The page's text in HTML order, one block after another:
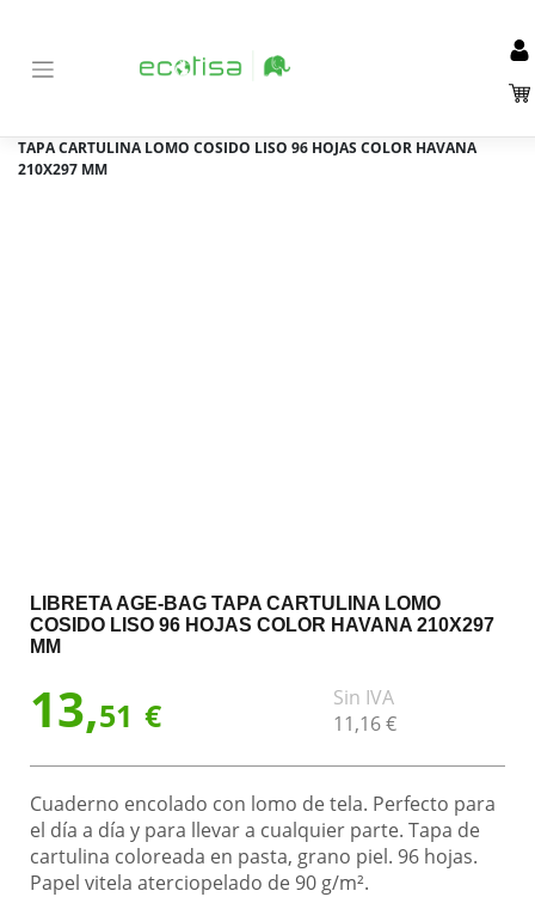
TAPA CARTULINA LOMO COSIDO LISO 96 HOJAS COLOR HAVANA
210X297 MM
LIBRETA AGE-BAG TAPA CARTULINA LOMO
COSIDO LISO 96 HOJAS COLOR HAVANA 210X297
MM
13,51 €
Sin IVA
11,16€
Cuaderno encolado con lomo de tela. Perfecto para
el día a día y para llevar a cualquier parte. Tapa de
cartulina coloreada en pasta, grano piel. 96 hojas.
Papel vitela aterciopelado de 90 g/m².